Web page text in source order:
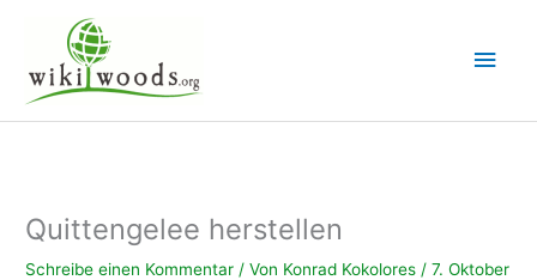
springen
Quittengelee herstellen
Schreibe einen Kommentar / Von Konrad Kokolores /7. Oktober